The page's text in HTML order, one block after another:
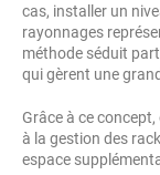
cas, installer un
rayonnages
méthode séduit
qui gèrent une
Grâce à ce
à la gestion des
espace